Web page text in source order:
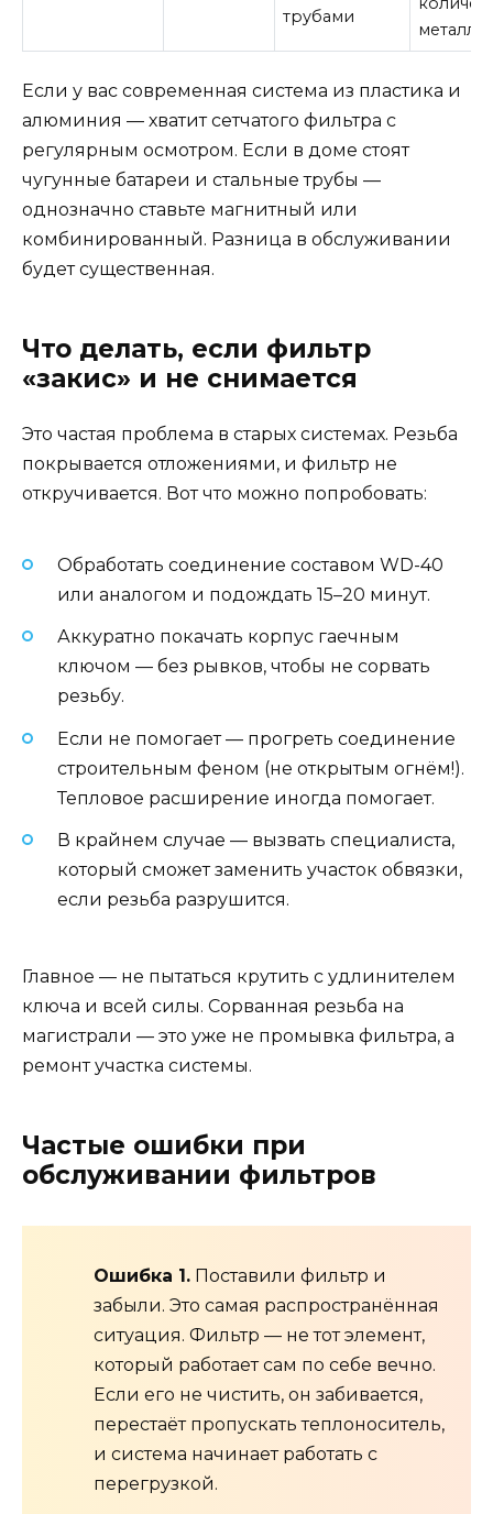
трубами
металла
Если у вас современная система из пластика и
алюминия — хватит сетчатого фильтра с
регулярным осмотром. Если в доме стоят
чугунные батареи и стальные трубы —
однозначно ставьте магнитный или
комбинированный. Разница в обслуживании
будет существенная.
Что делать, если фильтр
«закис» и не снимается
Это частая проблема в старых системах. Резьба
покрывается отложениями, и фильтр не
откручивается. Вот что можно попробовать:
Обработать соединение составом WD-40
или аналогом и подождать 15–20 минут.
Аккуратно покачать корпус гаечным
ключом — без рывков, чтобы не сорвать
резьбу.
Если не помогает — прогреть соединение
строительным феном (не открытым огнём!).
Тепловое расширение иногда помогает.
В крайнем случае — вызвать специалиста,
который сможет заменить участок обвязки,
если резьба разрушится.
Главное — не пытаться крутить с удлинителем
ключа и всей силы. Сорванная резьба на
магистрали — это уже не промывка фильтра, а
ремонт участка системы.
Частые ошибки при
обслуживании фильтров
Ошибка 1. Поставили фильтр и
забыли. Это самая распространённая
ситуация. Фильтр — не тот элемент,
который работает сам по себе вечно.
Если его не чистить, он забивается,
перестаёт пропускать теплоноситель,
и система начинает работать с
перегрузкой.